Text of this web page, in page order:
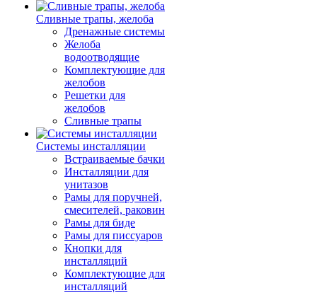
Сливные трапы, желоба
Дренажные системы
Желоба
водоотводящие
Комплектующие для
желобов
Решетки для
желобов
Сливные трапы
Системы инсталляции
Встраиваемые бачки
Инсталляции для
унитазов
Рамы для поручней,
смесителей, раковин
Рамы для биде
Рамы для писсуаров
Кнопки для
инсталляций
Комплектующие для
инсталляций